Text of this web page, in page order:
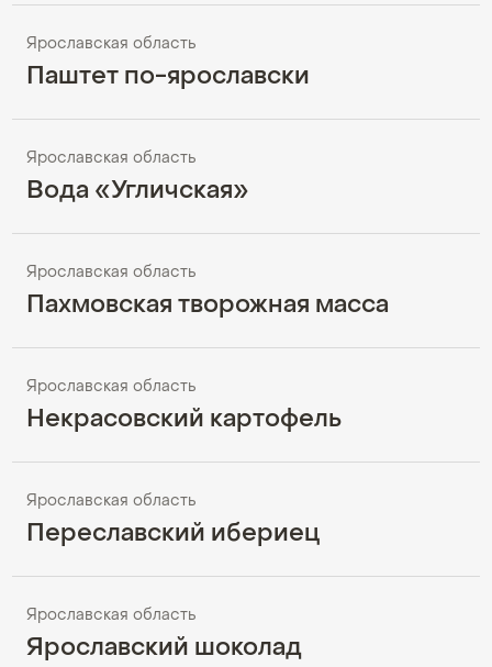
Ярославская область
Паштет по-ярославски
Ярославская область
Вода «Угличская»
Ярославская область
Пахмовская творожная масса
Ярославская область
Некрасовский картофель
Ярославская область
Переславский ибериец
Ярославская область
Ярославский шоколад